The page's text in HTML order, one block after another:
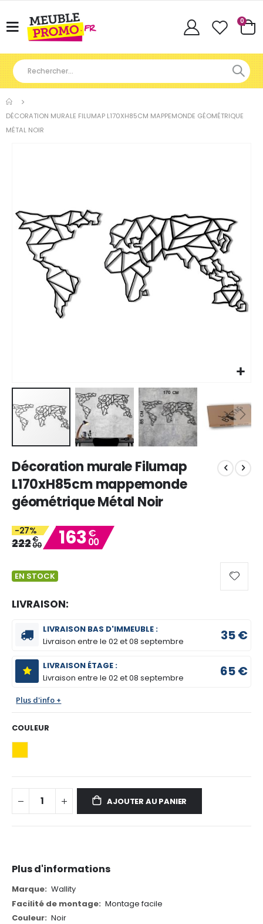
Basculer
Cart
0
DÉCORATION MURALE FILUMAP L170XH85CM MAPPEMONDE GÉOMÉTRIQUE
MÉTAL NOIR
the
images
gallery
to
the
beginning
of
the
images
gallery
Décoration murale Filumap
L170xH85cm mappemonde
géométrique Métal Noir
-27%
222€
00 163€
00
EN STOCK
LIVRAISON:
LIVRAISON BAS D'IMMEUBLE :
Livraison entre le02 et 08 septembre 35 €
LIVRAISON ÉTAGE :
Livraison entre le02 et 08 septembre 65 €
Plus d'info +
COULEUR
AJOUTER AU PANIER
Plus d'informations
Plus
d'informations
Wallity
Montage facile
Noir